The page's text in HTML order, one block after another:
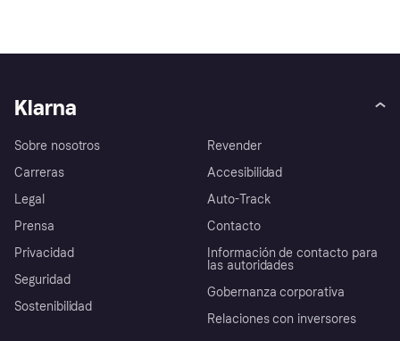
Klarna
Sobre nosotros
Carreras
Legal
Prensa
Privacidad
Seguridad
Sostenibilidad
Revender
Accesibilidad
Auto-Track
Contacto
Información de contacto para
las autoridades
Gobernanza corporativa
Relaciones con inversores